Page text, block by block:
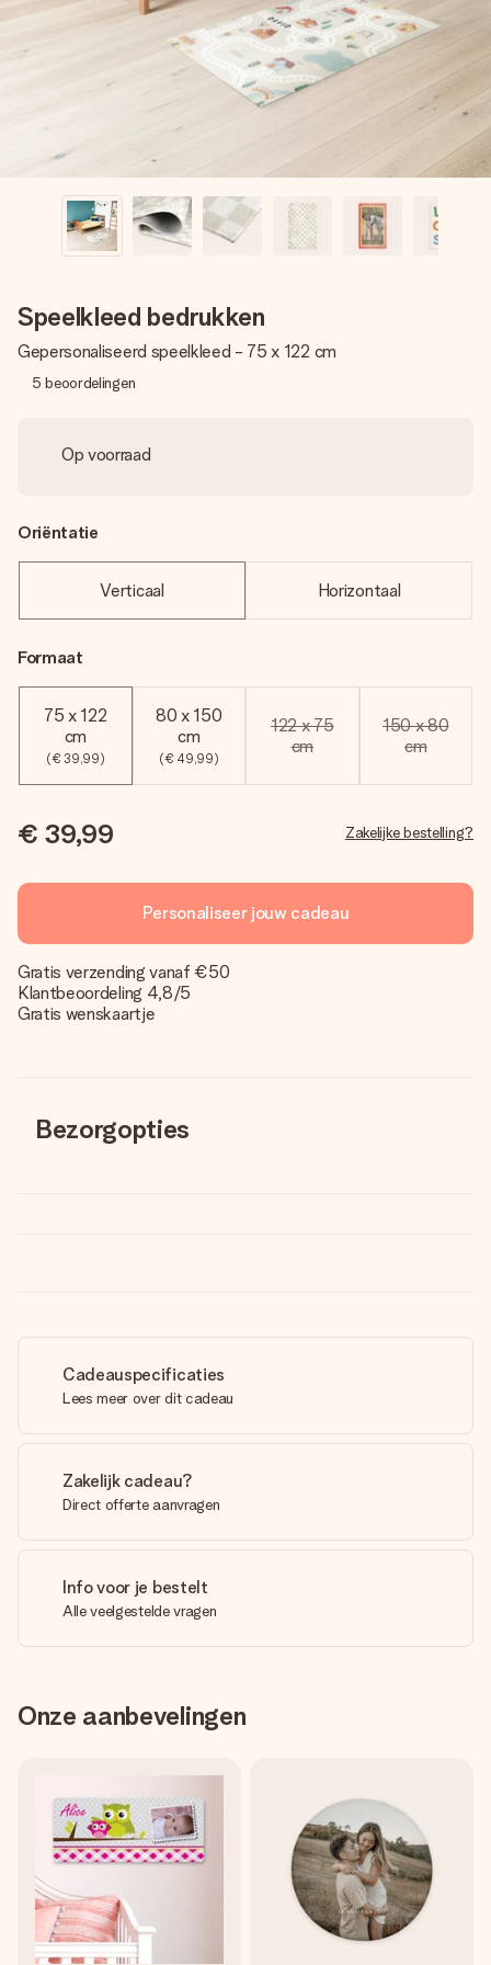
jullie foto of een boodschap die raakt. Zonder gedoe, maar
met alle aandacht voor het moment.
Speelkleed bedrukken
Gepersonaliseerd speelkleed - 75 x 122 cm
5 beoordelingen
Op voorraad
Oriëntatie
Verticaal Horizontaal
Formaat
75 x 122
cm
(€ 39,99)
80 x 150
cm
(€ 49,99)
122 x 75
cm
150 x 80
cm
€ 39,99 Zakelijke bestelling?
Personaliseer jouw cadeau
Gratis verzending vanaf €50
Klantbeoordeling 4,8/5
Gratis wenskaartje
Bezorgopties
Cadeauspecificaties
Lees meer over dit cadeau
Zakelijk cadeau?
Direct offerte aanvragen
Info voor je bestelt
Alle veelgestelde vragen
Onze aanbevelingen